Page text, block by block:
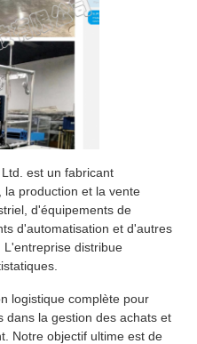
est un fabricant
la production et la vente
d'équipements de
d'automatisation et d'autres
distribue
logistique complète pour
dans la gestion des achats et
Notre objectif ultime est de